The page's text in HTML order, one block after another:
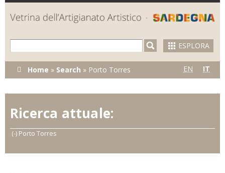
Skip to
main
content
ESPLORA
Tu sei qui
Home » Search » Porto Torres EN IT
Ricerca attuale:
(-) Remove Porto Torres filter
Porto Torres